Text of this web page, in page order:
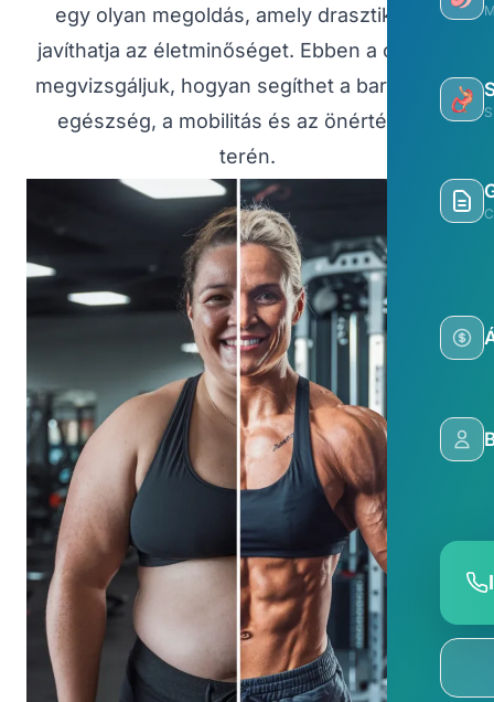
egy olyan megoldás, amely drasztikusan
javíthatja az életminőséget. Ebben a cikkben
megvizsgáljuk, hogyan segíthet a bariátria az
egészség, a mobilitás és az önértékelés
terén.